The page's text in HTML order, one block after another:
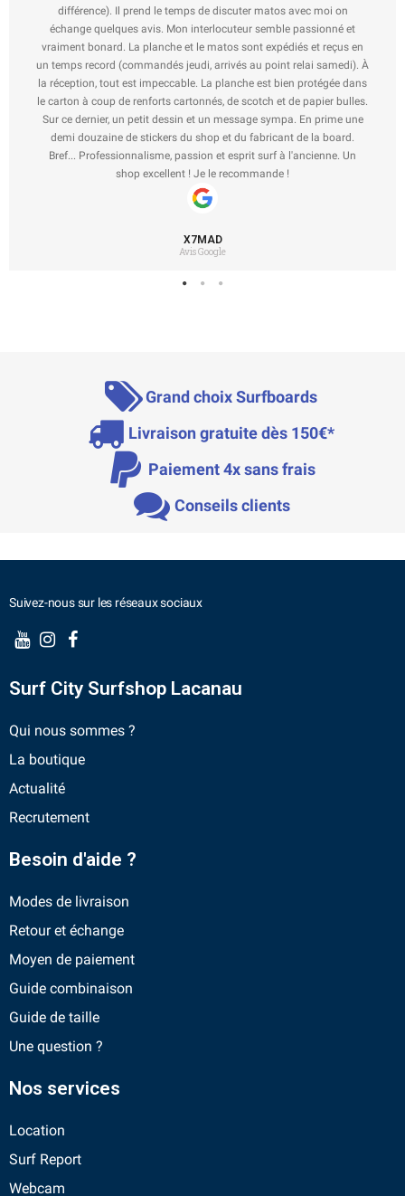
différence). Il prend le temps de discuter matos avec moi on
échange quelques avis. Mon interlocuteur semble passionné et
vraiment bonard. La planche et le matos sont expédiés et reçus en
un temps record (commandés jeudi, arrivés au point relai samedi). À
la réception, tout est impeccable. La planche est bien protégée dans
le carton à coup de renforts cartonnés, de scotch et de papier bulles.
Sur ce dernier, un petit dessin et un message sympa. En prime une
demi douzaine de stickers du shop et du fabricant de la board.
Bref... Professionnalisme, passion et esprit surf à l'ancienne. Un
shop excellent ! Je le recommande !
X7MAD
Avis Google
Grand choix Surfboards
Livraison gratuite dès 150€*
Paiement 4x sans frais
Conseils clients
Suivez-nous sur les réseaux sociaux
Surf City Surfshop Lacanau
Qui nous sommes ?
La boutique
Actualité
Recrutement
Besoin d'aide ?
Modes de livraison
Retour et échange
Moyen de paiement
Guide combinaison
Guide de taille
Une question ?
Nos services
Location
Surf Report
Webcam